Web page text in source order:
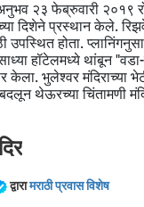
२३ फेब्रुवारी
दिशेने प्रस्थान केले.
उपस्थित होता.
हॉटेलमध्ये थांबून
केला. भुलेश्वर मंदिराच्या
बदलून थेऊरच्या चिंतामणी
द्वारामराठी प्रवास विशेष